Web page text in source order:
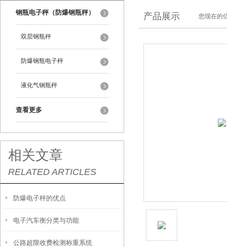
钢瓶电子秤（防爆钢瓶秤）
双层钢瓶秤
防爆钢瓶电子秤
液化气钢瓶秤
查看更多
相关文章
RELATED ARTICLES
防爆电子秤的优点
电子汽车衡分类与功能
公路超限收费检测称重系统
产品展示 您现在的